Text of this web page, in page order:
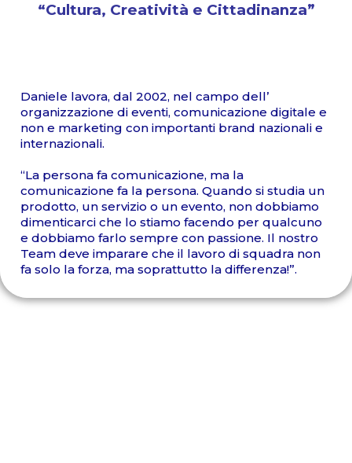
“Cultura, Creatività e Cittadinanza”
Daniele lavora, dal 2002, nel campo dell’
organizzazione di eventi, comunicazione digitale e
non e marketing con importanti brand nazionali e
internazionali.
“La persona fa comunicazione, ma la
comunicazione fa la persona. Quando si studia un
prodotto, un servizio o un evento, non dobbiamo
dimenticarci che lo stiamo facendo per qualcuno
e dobbiamo farlo sempre con passione. Il nostro
Team deve imparare che il lavoro di squadra non
fa solo la forza, ma soprattutto la differenza!”.